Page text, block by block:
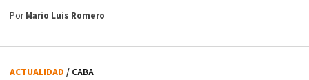
PorMario Luis Romero
ACTUALIDAD / CABA